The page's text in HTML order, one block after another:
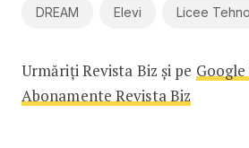
DREAM Elevi Licee
Urmăriți Revista Biz și pe
Abonamente Revista Biz